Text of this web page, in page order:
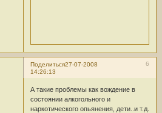
Поделиться 6
27-07-2008
14:26:13
А такие проблемы как вождение в
состоянии алкогольного и
наркотического опьянения, дети..и т.д.